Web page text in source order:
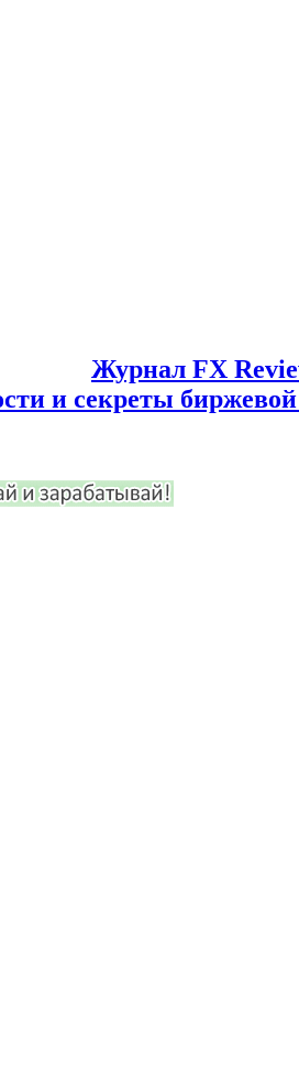
Журнал FX
и секреты